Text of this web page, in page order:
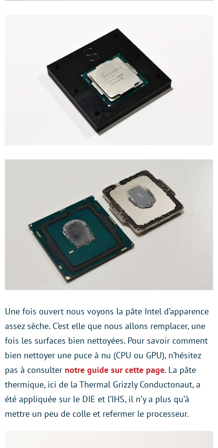
Une fois ouvert nous voyons la pâte Intel d’apparence
assez sèche. C’est elle que nous allons remplacer, une
fois les surfaces bien nettoyées. Pour savoir comment
bien nettoyer une puce à nu (CPU ou GPU), n’hésitez
pas à consulter notre guide sur cette page. La pâte
thermique, ici de la Thermal Grizzly Conductonaut, a
été appliquée sur le DIE et l’IHS, il n’y a plus qu’à
mettre un peu de colle et refermer le processeur.